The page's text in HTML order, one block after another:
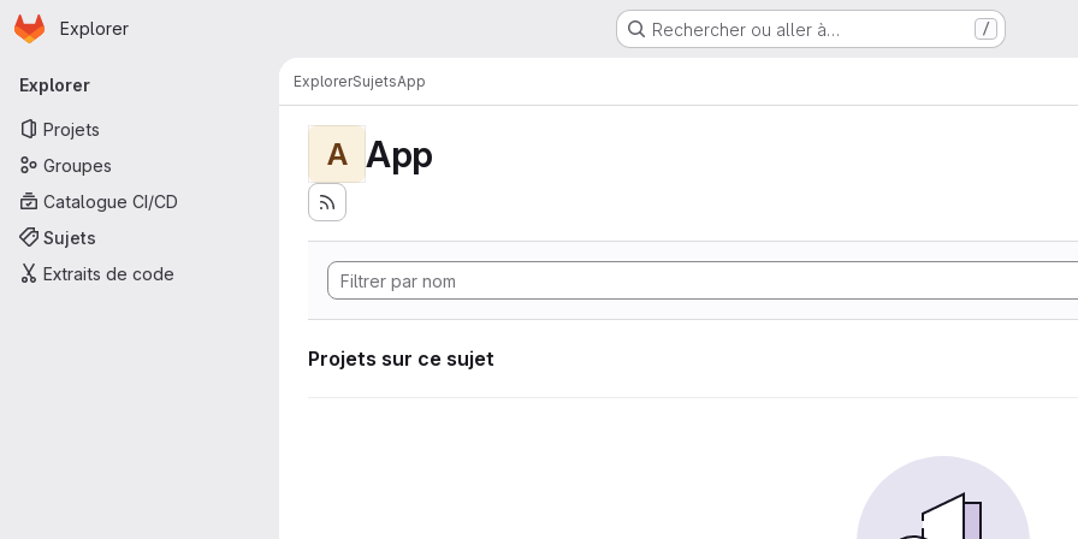
Passer au contenu principal
Page d'accueil
Explorer Rechercher ou aller à… /
Navigation principale
Explorer
Projets
Groupes
Catalogue CI/CD
Sujets
Extraits de code
ExplorerSujetsApp
A App
Projets sur ce sujet